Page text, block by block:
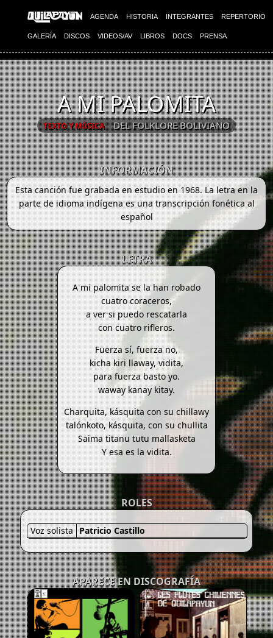
AGENDA HISTORIA INTEGRANTES REPERTORIO
GALERÍA DISCOS VIDEOS/AV LIBROS DOCS PRENSA
A MI PALOMITA
TEXTO Y MÚSICA DEL FOLKLORE BOLIVIANO
INFORMACIÓN
Esta canción fue grabada en estudio en 1968. La letra en la
parte de idioma indígena es una transcripción fonética al
español
LETRA
A mi palomita se la han robado
cuatro coraceros,
a ver si puedo rescatarla
con cuatro rifleros.
Fuerza sí, fuerza no,
kicha kiri llaway, vidita,
para fuerza basto yo.
waway kanay kitay.
Charquita, kásquita con su chillawy
talónkoto, kásquita, con su chullita
Saima titanu tutu mallasketa
Y esa es la vidita.
ROLES
Voz solista Patricio Castillo
APARECE EN DISCOGRAFÍA